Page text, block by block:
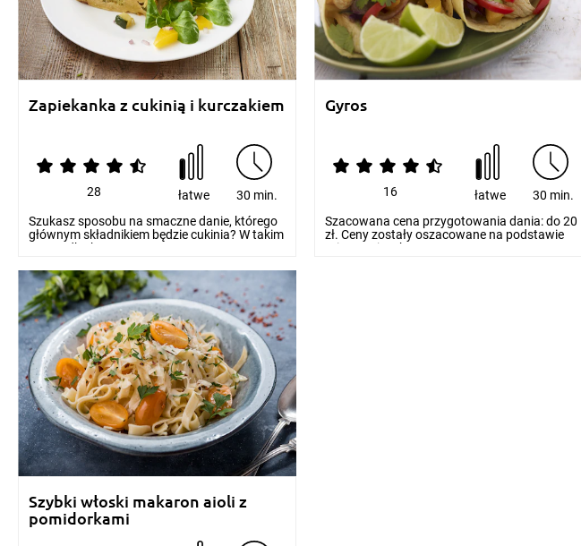
Zapiekanka z cukinią i kurczakiem
28 łatwe
30 min.
Szukasz sposobu na smaczne danie, którego
głównym składnikiem będzie cukinia? W takim
przypadku k...
Gyros
16 łatwe
30 min.
Szacowana cena przygotowania dania: do 20
zł. Ceny zostały oszacowane na podstawie
orientacyjnych...
Szybki włoski makaron aioli z
pomidorkami